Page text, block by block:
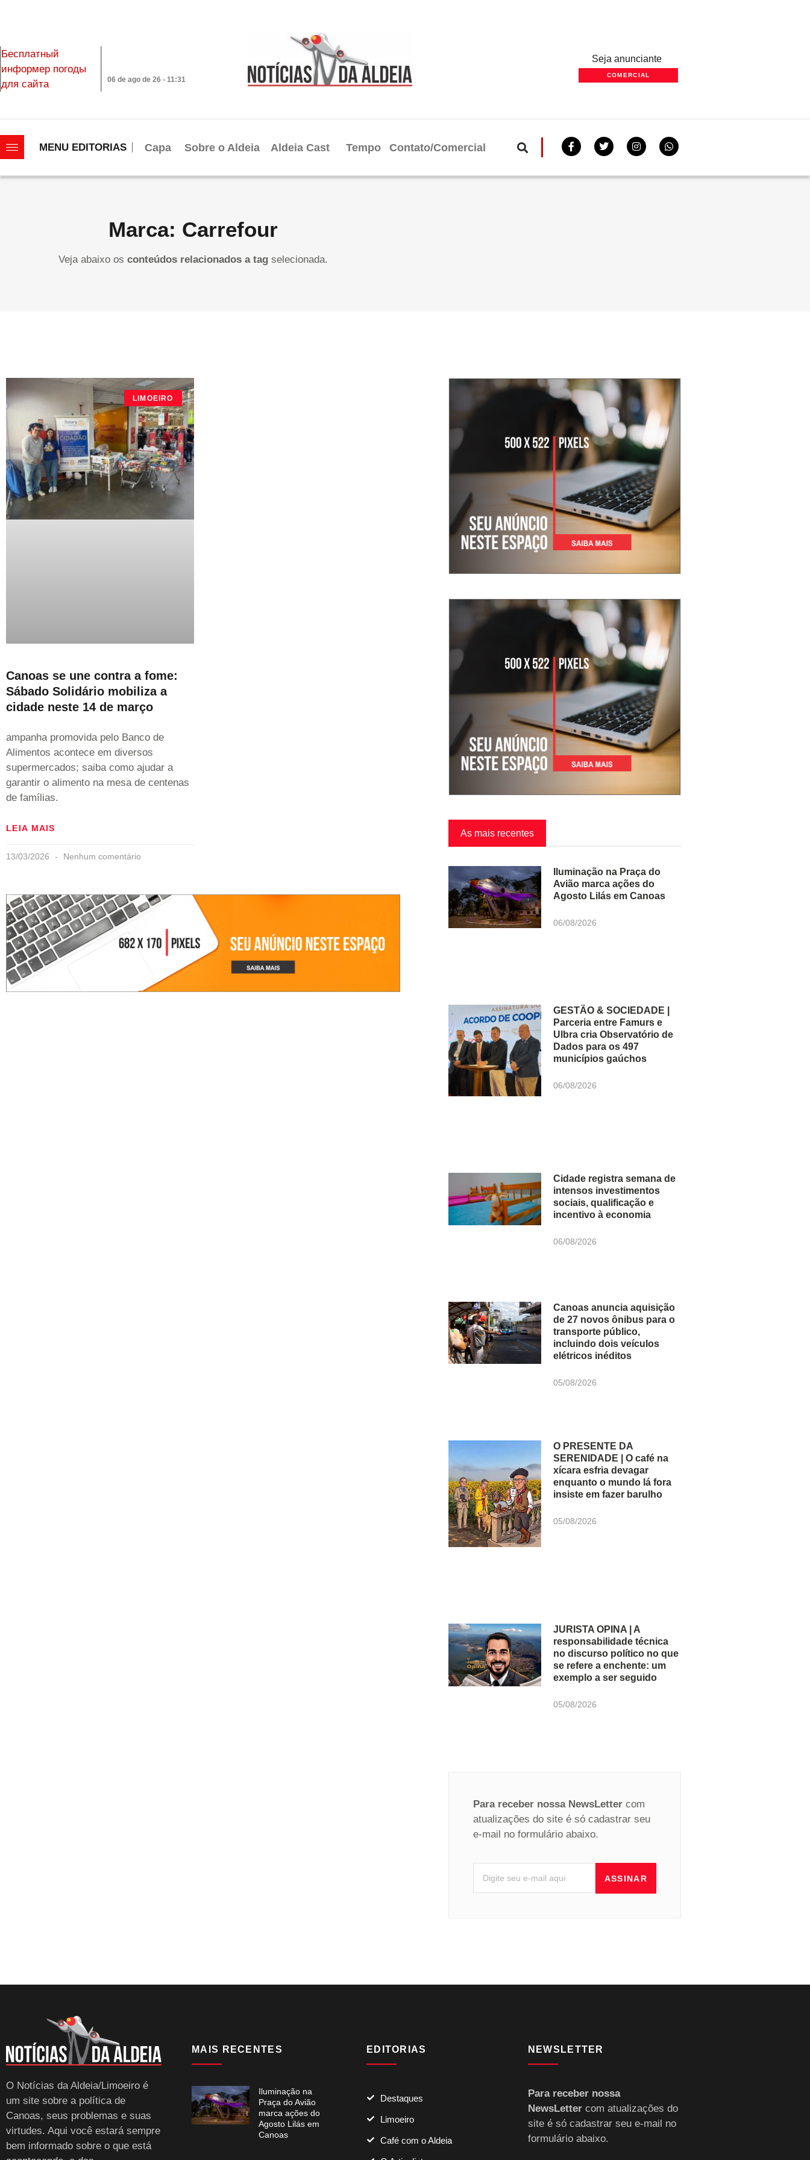
Бесплатный
информер погоды
для сайта
06 de ago de 26 - 11:31
Seja anunciante
COMERCIAL
MENU EDITORIAS Capa Sobre o Aldeia Aldeia Cast Tempo Contato/Comercial
Marca: Carrefour
Veja abaixo os conteúdos relacionados a tagselecionada.
LIMOEIRO
Canoas se une contra a fome:
Sábado Solidário mobiliza a
cidade neste 14 de março
ampanha promovida pelo Banco de
Alimentos acontece em diversos
supermercados; saiba como ajudar a
garantir o alimento na mesa de centenas
de famílias.
LEIA MAIS
13/03/2026 Nenhum comentário
As mais recentes
Iluminação na Praça do
Avião marca ações do
Agosto Lilás em Canoas
06/08/2026
GESTÃO & SOCIEDADE |
Parceria entre Famurs e
Ulbra cria Observatório de
Dados para os 497
municípios gaúchos
06/08/2026
Cidade registra semana de
intensos investimentos
sociais, qualificação e
incentivo à economia
06/08/2026
Canoas anuncia aquisição
de 27 novos ônibus para o
transporte público,
incluindo dois veículos
elétricos inéditos
05/08/2026
O PRESENTE DA
SERENIDADE | O café na
xícara esfria devagar
enquanto o mundo lá fora
insiste em fazer barulho
05/08/2026
JURISTA OPINA | A
responsabilidade técnica
no discurso político no que
se refere a enchente: um
exemplo a ser seguido
05/08/2026
Para receber nossa NewsLetter com
atualizações do site é só cadastrar seu
e-mail no formulário abaixo.
ASSINAR
O Notícias da Aldeia/Limoeiro é
um site sobre a política de
Canoas, seus problemas e suas
virtudes. Aqui você estará sempre
bem informado sobre o que está
MAIS RECENTES
Iluminação na
Praça do Avião
marca ações do
Agosto Lilás em
Canoas
EDITORIAS
Destaques
Limoeiro
Café com o Aldeia
NEWSLETTER
Para receber nossa
NewsLettercom atualizações do
site é só cadastrar seu e-mail no
formulário abaixo.